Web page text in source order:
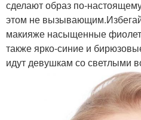
Осенний макияж
Цвета для новогоднего
сделают образ по-
этом не
макияже насыщенные
также ярко-синие и
идут девушкам со светлыми